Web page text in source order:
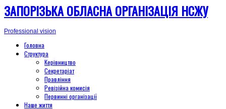
ЗАПОРІЗЬКА ОБЛАСНА ОРГАНІЗАЦІЯ НСЖУ
Professional vision
Головна
Структура
Керівництво
Секретаріат
Правління
Ревізійна комисія
Первинні організації
Наше життя